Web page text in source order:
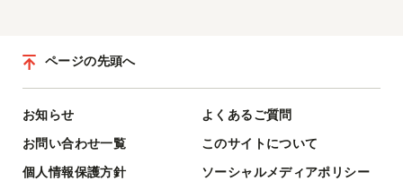
お知らせ
よくあるご質問
お問い合わせ一覧
このサイトについて
個人情報保護方針
ソーシャルメディアポリシー
ページの先頭へ